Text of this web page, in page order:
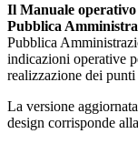
Il Manuale
Pubblica
Pubblica
indicazioni operative
realizzazione dei
La versione
design corrisponde alla